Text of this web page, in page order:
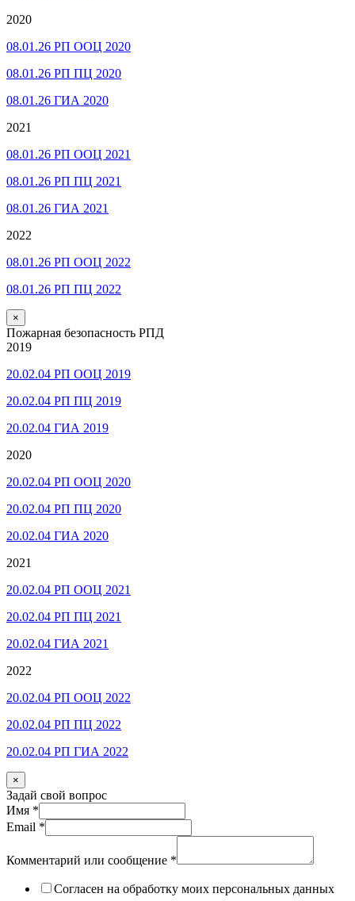
2020
08.01.26 РП ООЦ 2020
08.01.26 РП ПЦ 2020
08.01.26 ГИА 2020
2021
08.01.26 РП ООЦ 2021
08.01.26 РП ПЦ 2021
08.01.26 ГИА 2021
2022
08.01.26 РП ООЦ 2022
08.01.26 РП ПЦ 2022
×
Пожарная безопасность РПД
2019
20.02.04 РП ООЦ 2019
20.02.04 РП ПЦ 2019
20.02.04 ГИА 2019
2020
20.02.04 РП ООЦ 2020
20.02.04 РП ПЦ 2020
20.02.04 ГИА 2020
2021
20.02.04 РП ООЦ 2021
20.02.04 РП ПЦ 2021
20.02.04 ГИА 2021
2022
20.02.04 РП ООЦ 2022
20.02.04 РП ПЦ 2022
20.02.04 РП ГИА 2022
×
Задай свой вопрос
Имя *
Email *
Комментарий или сообщение *
Согласен на обработку моих персональных данных